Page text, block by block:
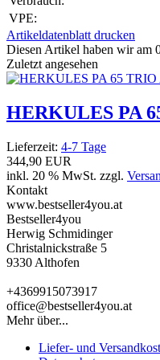
VPE:
Artikeldatenblatt drucken
Diesen Artikel haben wir am
Zuletzt angesehen
HERKULES PA
Lieferzeit: 4-7 Tage
344,90 EUR
inkl. 20 % MwSt. zzgl.
Kontakt
www.bestseller4you.at
Bestseller4you
Herwig Schmidinger
Christalnickstraße 5
9330 Althofen
+4369915073917
office@bestseller4you.at
Mehr über...
Liefer- und